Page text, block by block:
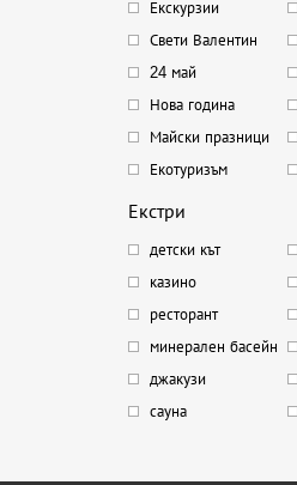
Екскурзии
Свети Валентин
24 май
Нова година
Майски празници
Екотуризъм
Екстри
детски кът
казино
ресторант
минерален басейн
джакузи
сауна